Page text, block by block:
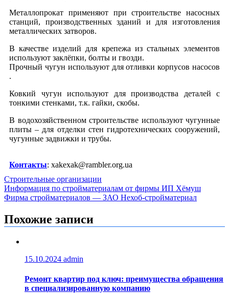
Металлопрокат применяют при строительстве насосных
станций, производственных зданий и для изготовления
металлических затворов.
В качестве изделий для крепежа из стальных элементов
используют заклёпки, болты и гвозди.
Прочный чугун используют для отливки корпусов насосов
.
Ковкий чугун используют для производства деталей с
тонкими стенками, т.к. гайки, скобы.
В водохозяйственном строительстве используют чугунные
плиты – для отделки стен гидротехнических сооружений,
чугунные задвижки и трубы.
Контакты: xakexak@rambler.org.ua
Строительные организации
Навигация
по
записям
Информация по стройматериалам от фирмы ИП Xёмуш
Фирма стройматериалов — ЗАО Нехоб-стройматериал
Похожие записи
15.10.2024 admin
Ремонт квартир под ключ: преимущества обращения
в специализированную компанию